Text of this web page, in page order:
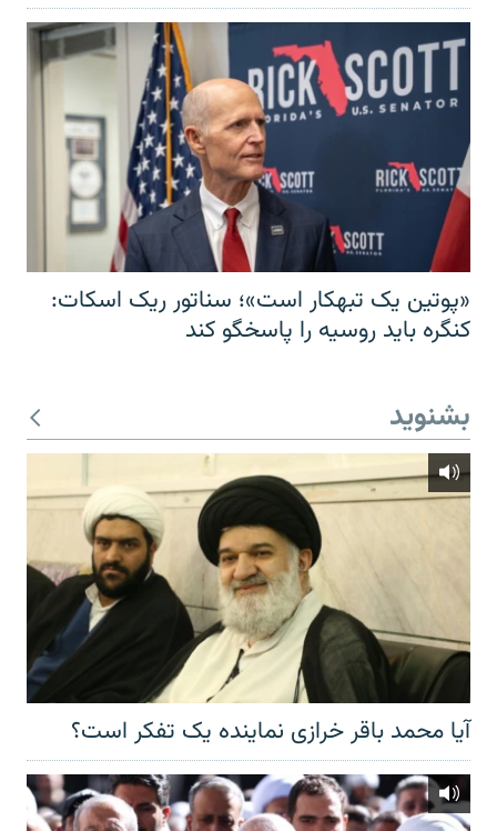
«پوتین یک تبهکار است»؛ سناتور ریک اسکات:
کنگره باید روسیه را پاسخگو کند
بشنوید
آیا محمد باقر خرازی نماینده یک تفکر است؟